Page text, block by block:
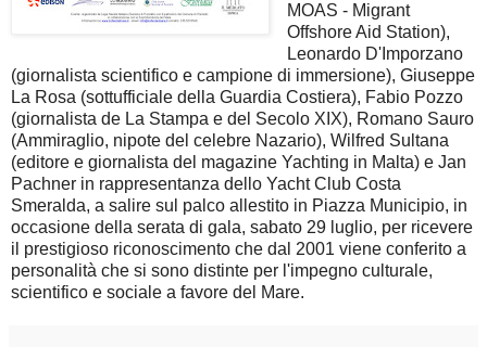
MOAS - Migrant
Offshore Aid Station),
Leonardo D'Imporzano
(giornalista scientifico e campione di immersione), Giuseppe
La Rosa (sottufficiale della Guardia Costiera), Fabio Pozzo
(giornalista de La Stampa e del Secolo XIX), Romano Sauro
(Ammiraglio, nipote del celebre Nazario), Wilfred Sultana
(editore e giornalista del magazine Yachting in Malta) e Jan
Pachner in rappresentanza dello Yacht Club Costa
Smeralda, a salire sul palco allestito in Piazza Municipio, in
occasione della serata di gala, sabato 29 luglio, per ricevere
il prestigioso riconoscimento che dal 2001 viene conferito a
personalità che si sono distinte per l'impegno culturale,
scientifico e sociale a favore del Mare.